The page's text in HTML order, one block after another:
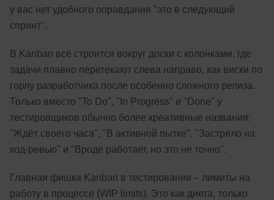
у вас нет удобного оправдания "это в следующий
спринт".
В Kanban всё строится вокруг доски с колонками, где
задачи плавно перетекают слева направо, как виски по
горлу разработчика после особенно сложного релиза.
Только вместо "To Do", "In Progress" и "Done" у
тестировщиков обычно более креативные названия:
"Ждёт своего часа", "В активной пытке", "Застряло на
код-ревью" и "Вроде работает, но это не точно".
Главная фишка Kanban в тестировании – лимиты на
работу в процессе (WIP limits). Это как диета, только